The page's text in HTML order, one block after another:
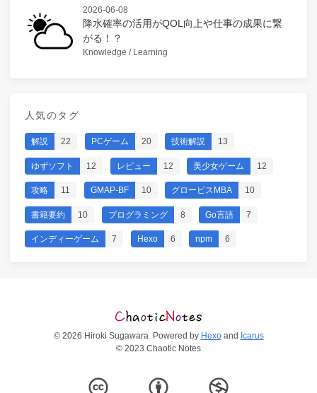
2026-06-08
降水確率の活用がQOL向上や仕事の成果に繋
がる！？
Knowledge / Learning
人気のタグ
解説 22 PCゲーム 20 技術解説 13
ゆずソフト 12 レビュー 12 美少女ゲーム 12
攻略 11 GMAP-BF 10 グロービスMBA 10
書籍要約 10 プログラミング 8 Go言語 7
インディーゲーム 7 Hexo 6 npm 6
© 2026 Hiroki SugawaraPowered by Hexoand Icarus
© 2023 Chaotic Notes